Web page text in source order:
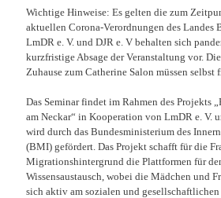
Wichtige Hinweise: Es gelten die zum
aktuellen Corona-Verordnungen des Landes
LmDR e. V. und DJR e. V behalten sich
kurzfristige Absage der Veranstaltung vor.
Zuhause zum Catherine Salon müssen selbst
Das Seminar findet im Rahmen des Projekts
am Neckar“ in Kooperation von LmDR e. V.
wird durch das Bundesministerium des
(BMI) gefördert. Das Projekt schafft für die
Migrationshintergrund die Plattformen für
Wissensaustausch, wobei die Mädchen und
sich aktiv am sozialen und